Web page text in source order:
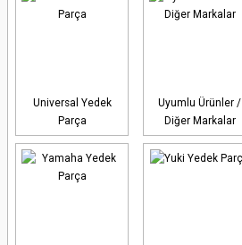
Universal Yedek
Parça
Uyumlu Ürünler /
Diğer Markalar